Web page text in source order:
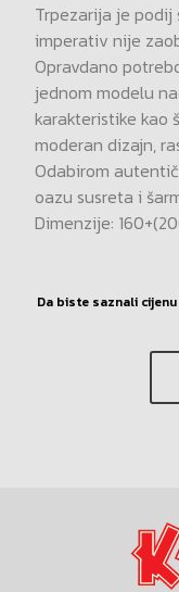
Trpezarija je podij
imperativ nije
Opravdano
jednom modelu
karakteristike kao
moderan dizajn,
Odabirom
oazu susreta i
Dimenzije:
Da biste saznali